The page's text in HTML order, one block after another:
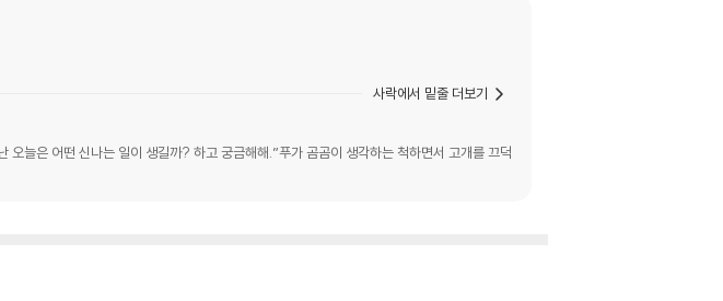
늘은 어떤 신나는 일이 생길까? 하고 궁금해해.”푸가 곰곰이 생각하는 척하면서 고개를 끄덕
사락에서 밑줄 더보기